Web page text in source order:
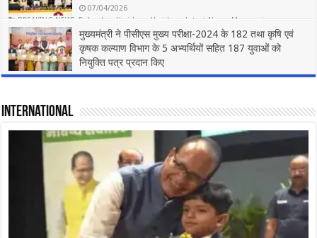
07/04/2026
BREAKING NEWS Dehradun Haridwar Haridwar Latest News Mussoorie
Mussorie,Politics, Rishikesh ,Uttarakhand
7
मुख्यमंत्री ने पीसीएस मुख्य परीक्षा-2024 के 182 तथा कृषि एवं
कृषक कल्याण विभाग के 5 अभ्यर्थियों सहित 187 युवाओं को
नियुक्ति पत्र प्रदान किए
07/03/2026
International